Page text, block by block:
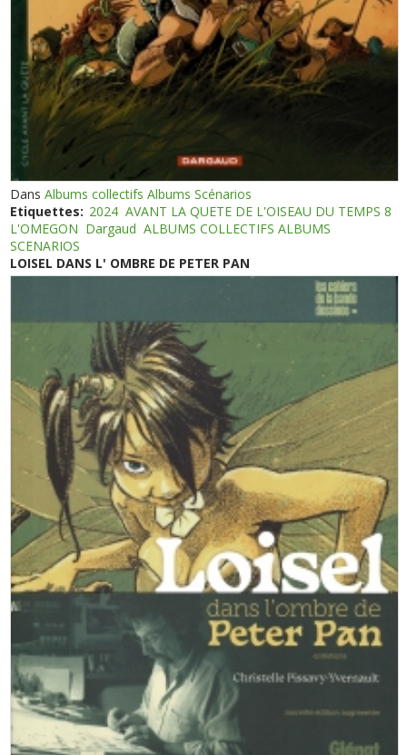
DansAlbums collectifs Albums Scénarios
Etiquettes: 2024 AVANT LA QUETE DE L'OISEAU DU TEMPS 8
L'OMEGON Dargaud ALBUMS COLLECTIFS ALBUMS
SCENARIOS
LOISEL DANS L' OMBRE DE PETER PAN